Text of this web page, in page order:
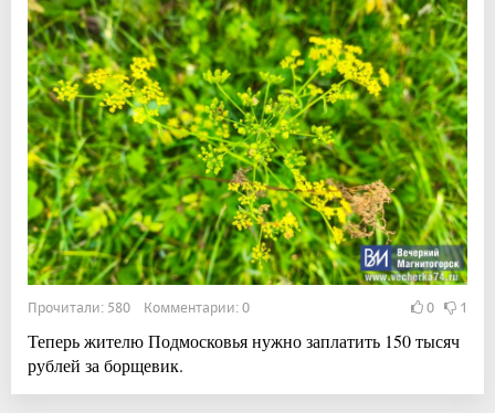
Прочитали: 580 Комментарии: 0 0 1
Теперь жителю Подмосковья нужно заплатить 150 тысяч
рублей за борщевик.